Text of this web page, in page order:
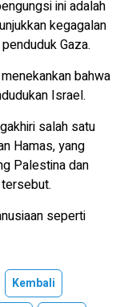
ini adalah
kegagalan
Gaza.
bahwa
Israel.
salah satu
Hamas, yang
Palestina dan
seperti
Kembali